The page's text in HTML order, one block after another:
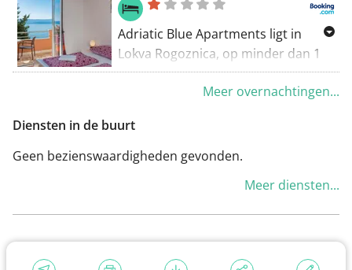
sterrenpension beschikt over
kamers met airconditioning, een
eigen badkamer en gratis WiFi.
Adriatic Blue Apartments ligt in
Lokva Rogoznica, op minder dan 1
km van het strand Ruskamen, en
biedt accommodatie met een tuin,
gemeenschappelijke lounge en een
terras.
Meer overnachtingen...
Diensten in de buurt
Geen bezienswaardigheden gevonden.
Meer diensten...